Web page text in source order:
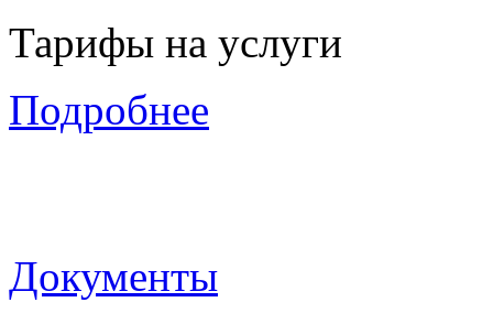
Тарифы на услуги
Подробнее
Документы